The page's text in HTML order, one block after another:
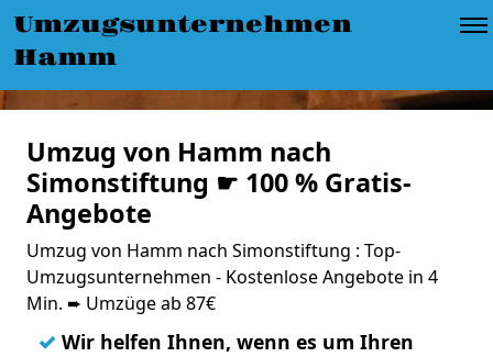
Umzugsunternehmen
Hamm
Umzug von Hamm nach
Simonstiftung ☛ 100 % Gratis-
Angebote
Umzug von Hamm nach Simonstiftung : Top-
Umzugsunternehmen - Kostenlose Angebote in 4
Min. ➨ Umzüge ab 87€
✓ Wir helfen Ihnen, wenn es um Ihren